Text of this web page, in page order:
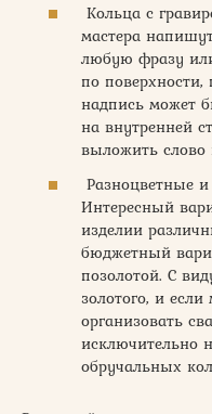
Кольца с
мастера
любую фразу
по поверхности,
надпись может
на внутренней
выложить слово
Разноцветные
Интересный
изделии
бюджетный
позолотой. С
золотого, и
организовать
исключительно
обручальных